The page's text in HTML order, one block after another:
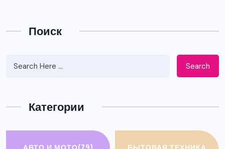
Поиск
Search
Категории